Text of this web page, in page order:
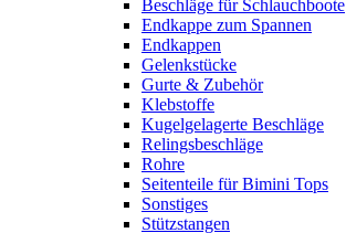
Beschläge für Schlauchboote
Endkappe zum Spannen
Endkappen
Gelenkstücke
Gurte & Zubehör
Klebstoffe
Kugelgelagerte Beschläge
Relingsbeschläge
Rohre
Seitenteile für Bimini Tops
Sonstiges
Stützstangen